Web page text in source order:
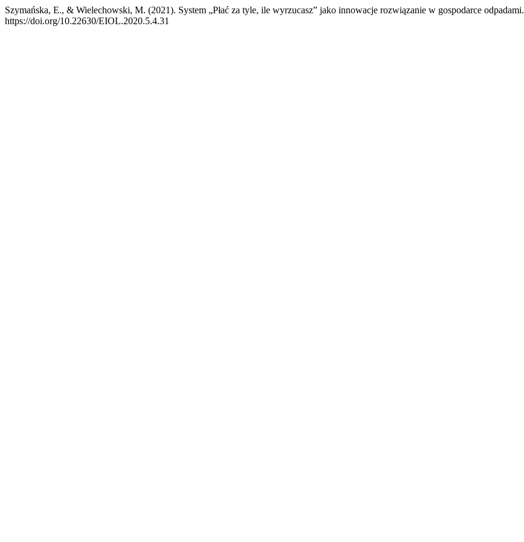
Szymańska, E., & Wielechowski, M. (2021). System „Płać za tyle, ile wyrzucasz” jako innowacje rozwiązanie w gospodarce odpadami.
https://doi.org/10.22630/EIOL.2020.5.4.31